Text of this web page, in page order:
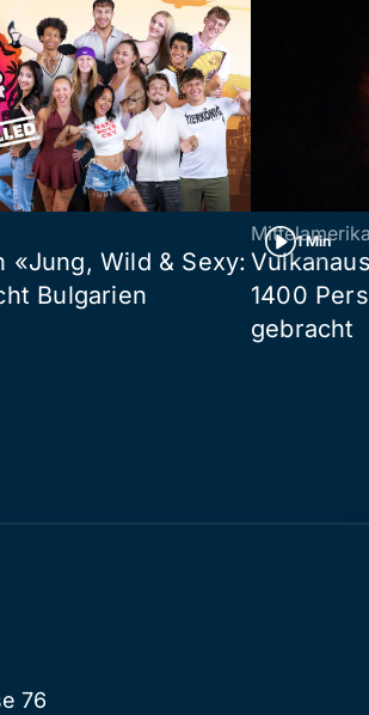
«Jung, Wild & Sexy:
Bulgarien
1 Min
1400
gebracht
76